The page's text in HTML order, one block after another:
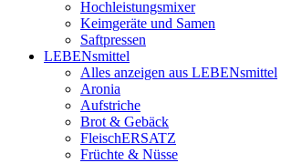
Hochleistungsmixer
Keimgeräte und Samen
Saftpressen
LEBENsmittel
Alles anzeigen aus LEBENsmittel
Aronia
Aufstriche
Brot & Gebäck
FleischERSATZ
Früchte & Nüsse